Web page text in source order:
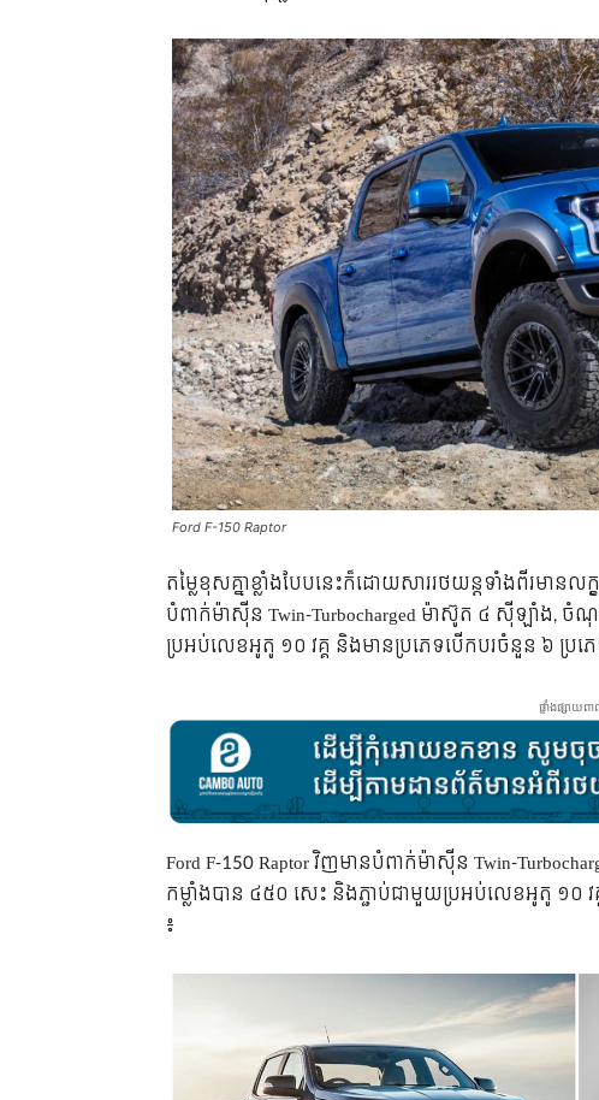
Ford F-150 Raptor
តម្លៃ​ខុស​គ្នា​ខ្លាំង​បែប​នេះ​ក៏​ដោយ​សារ​រថយន្ត​ទាំង​ពីរ​មាន​ល
បំពាក់​ម៉ាស៊ីន​ Twin-Turbocharged ម៉ាស៊ូត ៤ ស៊ីឡាំង,​ ចំ
ប្រអប់​លេខ​អូតូ​ ១០ វគ្គ និង​មាន​ប្រភេទ​បើកបរ​ចំនួន​ ៦ ប្រភ
ផ្ទាំងផ្សាយពា
Ford F-150 Raptor វិញ​មាន​បំពាក់​ម៉ាស៊ីន​ Twin-
កម្លាំង​បាន​ ៤៥០ សេះ និង​ភ្ជាប់​ជា​មួយ​ប្រអប់​លេខ​អូតូ ១០ វ
៖​​